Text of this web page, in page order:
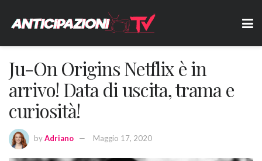
Ju-On Origins Netflix è in
arrivo! Data di uscita, trama e
curiosità!
byAdriano Maggio 17, 2020